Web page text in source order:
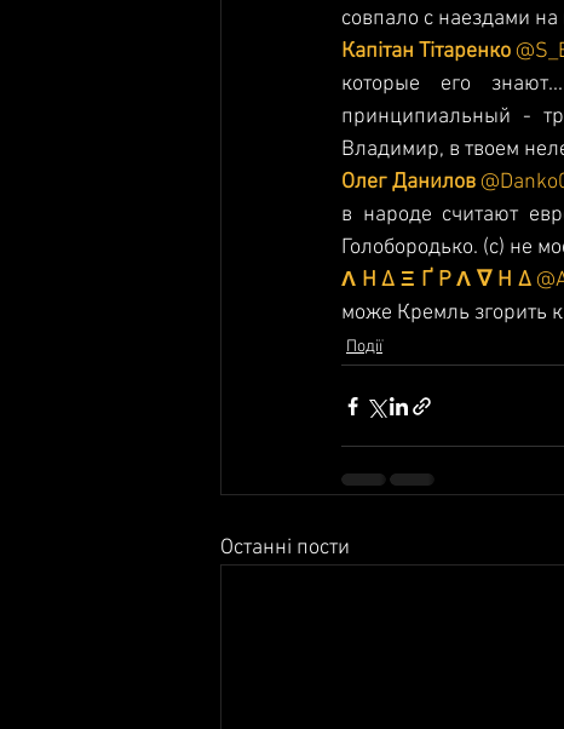
совпало с наездами
Капiтан Тiтаренко
которые его
принципиальный -
Владимир, в твоем
Олег Данилов
в народе считают
Голобородько. (c) не
Λ H Δ Ξ Ґ Р Λ ∇ Н Δ
може Кремль згорить
Події
Останні пости